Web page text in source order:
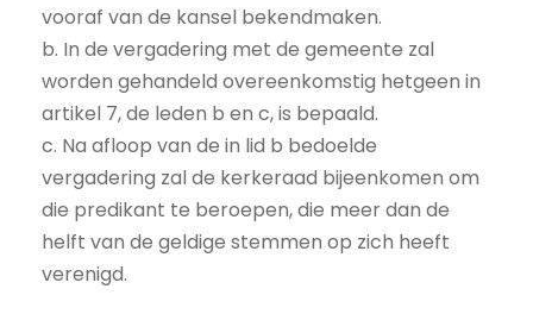
vooraf van de kansel bekendmaken.
b. In de vergadering met de gemeente zal
worden gehandeld overeenkomstig hetgeen in
artikel 7, de leden b en c, is bepaald.
c. Na afloop van de in lid b bedoelde
vergadering zal de kerkeraad bijeenkomen om
die predikant te beroepen, die meer dan de
helft van de geldige stemmen op zich heeft
verenigd.